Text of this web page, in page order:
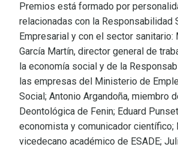
Premios está formado por
relacionadas con la Responsabilidad
Empresarial y con el sector sanitario:
García Martín, director general de
la economía social y de la
las empresas del Ministerio de
Social; Antonio Argandoña, miembro
Deontológica de Fenin; Eduard
economista y comunicador científico;
vicedecano académico de ESADE;